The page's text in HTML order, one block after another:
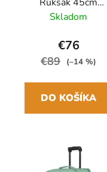
Underseater Čierna
Skladom
€76
€89 (–14 %)
DO KOŠÍKA